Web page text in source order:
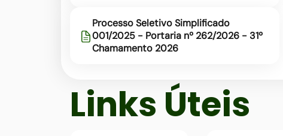
Processo Seletivo Simplificado
001/2025 - Portaria nº 262/2026 - 31º
Chamamento 2026
Seção Links ÚteisLinks Úteis